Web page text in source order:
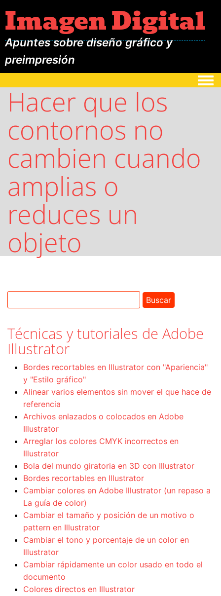
Imagen Digital
Apuntes sobre diseño gráfico y
preimpresión
Hacer que los
contornos no
cambien cuando
amplias o
reduces un
objeto
Técnicas y tutoriales de Adobe
Illustrator
Bordes recortables en Illustrator con "Apariencia"
y "Estilo gráfico"
Alinear varios elementos sin mover el que hace de
referencia
Archivos enlazados o colocados en Adobe
Illustrator
Arreglar los colores CMYK incorrectos en
Illustrator
Bola del mundo giratoria en 3D con Illustrator
Bordes recortables en Illustrator
Cambiar colores en Adobe Illustrator (un repaso a
La guía de color)
Cambiar el tamaño y posición de un motivo o
pattern en Illustrator
Cambiar el tono y porcentaje de un color en
Illustrator
Cambiar rápidamente un color usado en todo el
documento
Colores directos en Illustrator